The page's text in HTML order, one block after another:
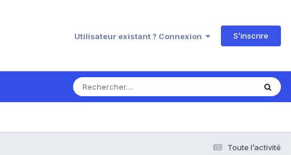
Utilisateur existant ? Connexion S’inscrire
Toute l’activité